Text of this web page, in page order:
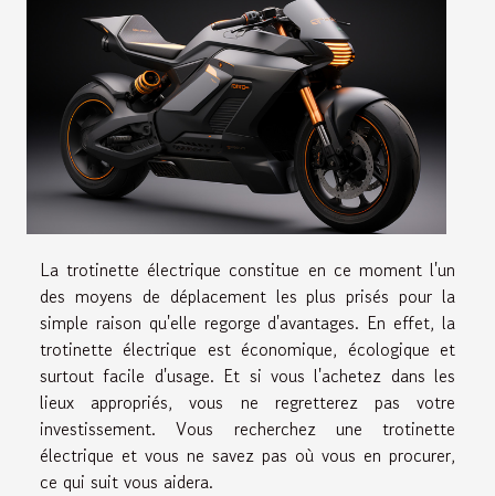
La trotinette électrique constitue en ce moment l'un
des moyens de déplacement les plus prisés pour la
simple raison qu'elle regorge d'avantages. En effet, la
trotinette électrique est économique, écologique et
surtout facile d'usage. Et si vous l'achetez dans les
lieux appropriés, vous ne regretterez pas votre
investissement. Vous recherchez une trotinette
électrique et vous ne savez pas où vous en procurer,
ce qui suit vous aidera.